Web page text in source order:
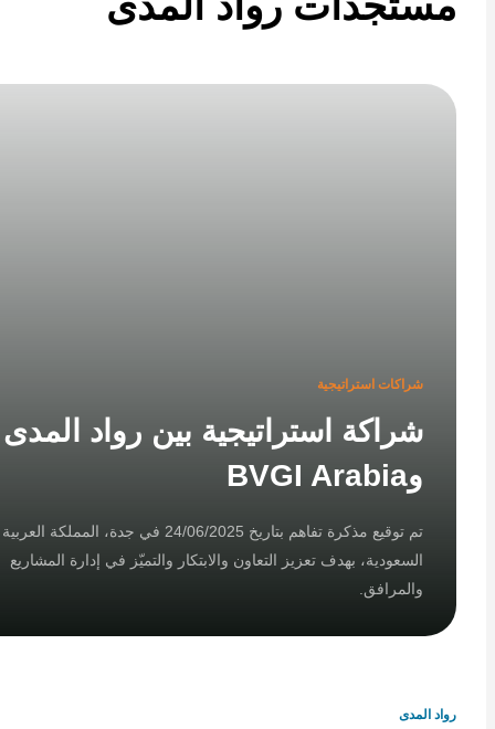
شراكات استراتيجية
شراكة استراتيجية بين رواد المدى
تم توقيع مذكرة تفاهم بتاريخ 24/06/2025 في جدة، المملكة العربية
السعودية، بهدف تعزيز التعاون والابتكار والتميّز في إدارة المشاريع